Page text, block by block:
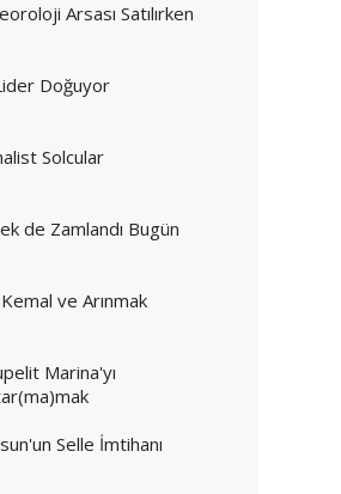
Arsası Satılırken
Doğuyor
Solcular
de Zamlandı Bugün
ve Arınmak
Marina'yı
Selle İmtihanı